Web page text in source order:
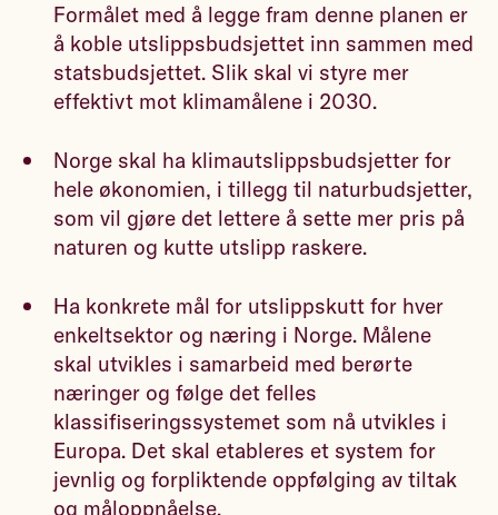
Formålet med å legge fram denne planen er
å koble utslippsbudsjettet inn sammen med
statsbudsjettet. Slik skal vi styre mer
effektivt mot klimamålene i 2030.
Norge skal ha klimautslippsbudsjetter for
hele økonomien, i tillegg til naturbudsjetter,
som vil gjøre det lettere å sette mer pris på
naturen og kutte utslipp raskere.
Ha konkrete mål for utslippskutt for hver
enkeltsektor og næring i Norge. Målene
skal utvikles i samarbeid med berørte
næringer og følge det felles
klassifiseringssystemet som nå utvikles i
Europa. Det skal etableres et system for
jevnlig og forpliktende oppfølging av tiltak
og måloppnåelse.